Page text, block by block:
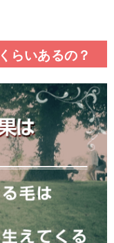
らいあるの？